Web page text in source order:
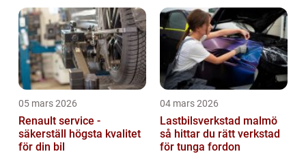
05 mars 2026
Renault service -
säkerställ högsta kvalitet
för din bil
04 mars 2026
Lastbilsverkstad malmö
så hittar du rätt verkstad
för tunga fordon